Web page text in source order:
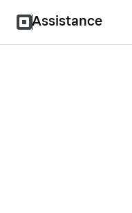
Assistance